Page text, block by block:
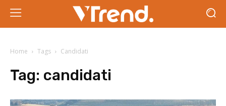
Home Tags Candidati
Tag: candidati